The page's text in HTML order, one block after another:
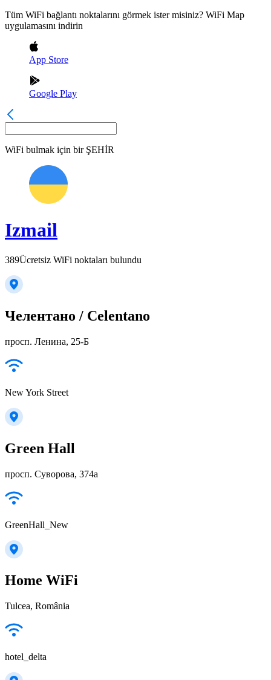
Tüm WiFi bağlantı noktalarını görmek ister misiniz? WiFi Map
uygulamasını indirin
App Store
Google Play
WiFi bulmak için bir ŞEHİR
Izmail
389Ücretsiz WiFi noktaları bulundu
Челентано / Celentano
просп. Ленина, 25-Б
New York Street
Green Hall
просп. Суворова, 374а
GreenHall_New
Home WiFi
Tulcea, România
hotel_delta